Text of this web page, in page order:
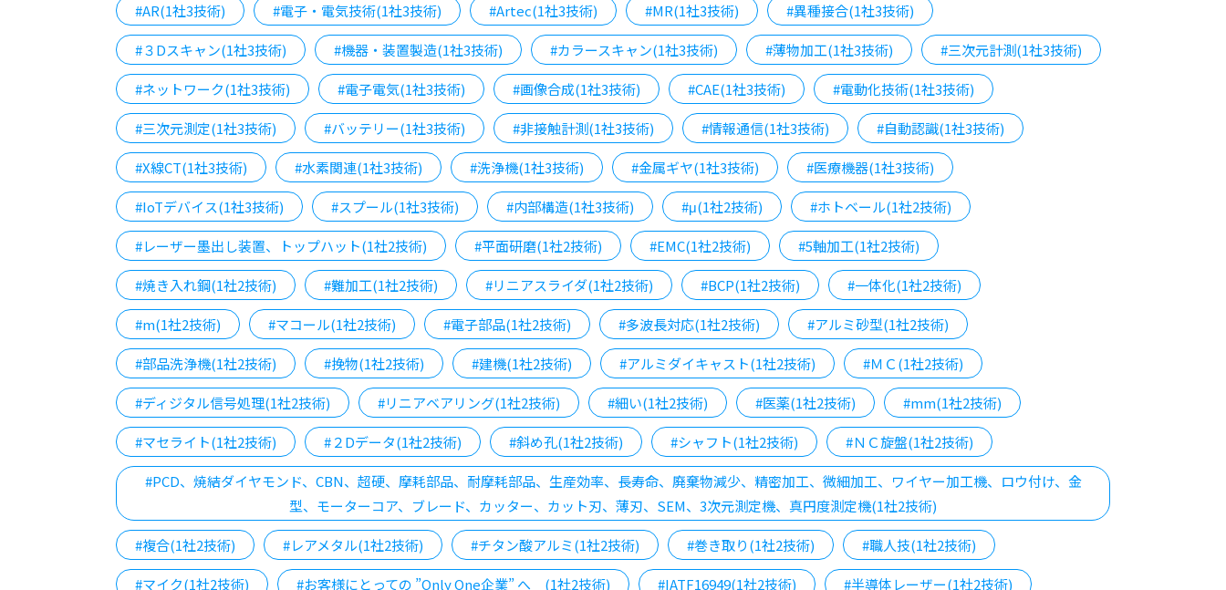
#AR(1社3技術) #電子・電気技術(1社3技術) #Artec(1社3技術) #MR(1社3技術) #異種接合(1社3技術)
#３Dスキャン(1社3技術) #機器・装置製造(1社3技術) #カラースキャン(1社3技術) #薄物加工(1社3技術) #三次元計測(1社3技術)
#ネットワーク(1社3技術) #電子電気(1社3技術) #画像合成(1社3技術) #CAE(1社3技術) #電動化技術(1社3技術)
#三次元測定(1社3技術) #バッテリー(1社3技術) #非接触計測(1社3技術) #情報通信(1社3技術) #自動認識(1社3技術)
#X線CT(1社3技術) #水素関連(1社3技術) #洗浄機(1社3技術) #金属ギヤ(1社3技術) #医療機器(1社3技術)
#IoTデバイス(1社3技術) #スプール(1社3技術) #内部構造(1社3技術) #μ(1社2技術) #ホトベール(1社2技術)
#レーザー墨出し装置、トップハット(1社2技術) #平面研磨(1社2技術) #EMC(1社2技術) #5軸加工(1社2技術)
#焼き入れ鋼(1社2技術) #難加工(1社2技術) #リニアスライダ(1社2技術) #BCP(1社2技術) #一体化(1社2技術)
#m(1社2技術) #マコール(1社2技術) #電子部品(1社2技術) #多波長対応(1社2技術) #アルミ砂型(1社2技術)
#部品洗浄機(1社2技術) #挽物(1社2技術) #建機(1社2技術) #アルミダイキャスト(1社2技術) #ＭＣ(1社2技術)
#ディジタル信号処理(1社2技術) #リニアベアリング(1社2技術) #細い(1社2技術) #医薬(1社2技術) #mm(1社2技術)
#マセライト(1社2技術) #２Dデータ(1社2技術) #斜め孔(1社2技術) #シャフト(1社2技術) #ＮＣ旋盤(1社2技術)
#PCD、焼結ダイヤモンド、CBN、超硬、摩耗部品、耐摩耗部品、生産効率、長寿命、廃棄物減少、精密加工、微細加工、ワイヤー加工機、ロウ付け、金
型、モーターコア、ブレード、カッター、カット刃、薄刃、SEM、3次元測定機、真円度測定機(1社2技術)
#複合(1社2技術) #レアメタル(1社2技術) #チタン酸アルミ(1社2技術) #巻き取り(1社2技術) #職人技(1社2技術)
#マイク(1社2技術) #お客様にとっての ”Only One企業” へ (1社2技術) #IATF16949(1社2技術) #半導体レーザー(1社2技術)